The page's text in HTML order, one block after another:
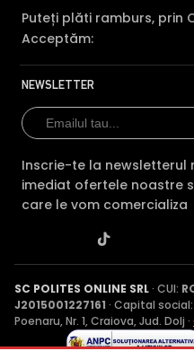
Puteți plăti ramburs, prin
Acceptăm:
NEWSLETTER
Inscrie-te la newsletterul
imediat ofertele noastre
care le vom comercializa
SC POLITES ONLINE SRL· CUI:
J2015001227161 · Capital social:
Poenaru, Nr. 1, Craiova, Jud. Dolj ·